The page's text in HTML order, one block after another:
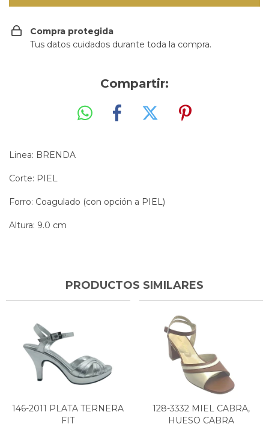
Compra protegida
Tus datos cuidados durante toda la compra.
Compartir:
Linea: BRENDA
Corte: PIEL
Forro: Coagulado (con opción a PIEL)
Altura: 9.0 cm
PRODUCTOS SIMILARES
146-2011 PLATA TERNERA
FIT
128-3332 MIEL CABRA,
HUESO CABRA